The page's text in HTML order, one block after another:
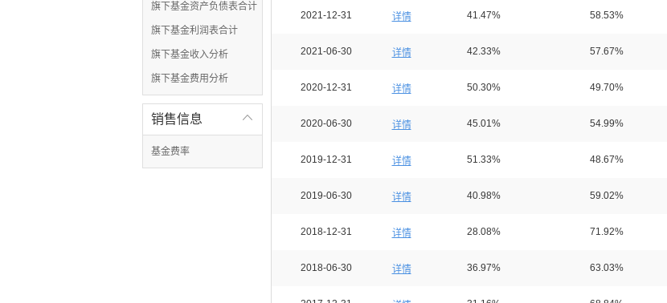
旗下基金资产负债表合计
旗下基金利润表合计
旗下基金收入分析
旗下基金费用分析

销售信息
基金费率
2021-12-31 详情 41.47% 58.53%
2021-06-30 详情 42.33% 57.67%
2020-12-31 详情 50.30% 49.70%
2020-06-30 详情 45.01% 54.99%
2019-12-31 详情 51.33% 48.67%
2019-06-30 详情 40.98% 59.02%
2018-12-31 详情 28.08% 71.92%
2018-06-30 详情 36.97% 63.03%